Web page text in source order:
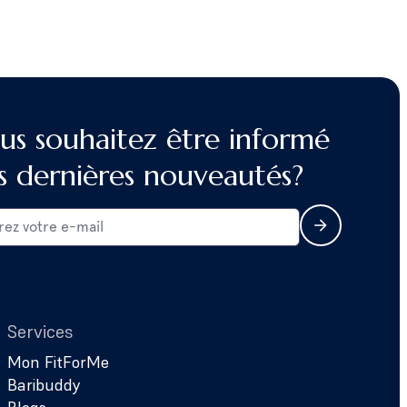
souhaitez être informé
dernières nouveautés?
Services
Mon FitForMe
Baribuddy